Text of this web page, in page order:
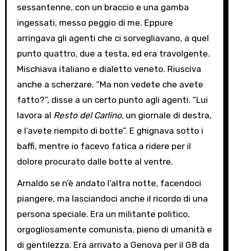
sessantenne, con un braccio e una gamba
ingessati, messo peggio di me. Eppure
arringava gli agenti che ci sorvegliavano, a quel
punto quattro, due a testa, ed era travolgente.
Mischiava italiano e dialetto veneto. Riusciva
anche a scherzare. “Ma non vedete che avete
fatto?”, disse a un certo punto agli agenti. “Lui
lavora al Resto del Carlino, un giornale di destra,
e l’avete riempito di botte”. E ghignava sotto i
baffi, mentre io facevo fatica a ridere per il
dolore procurato dalle botte al ventre.
Arnaldo se n’è andato l’altra notte, facendoci
piangere, ma lasciandoci anche il ricordo di una
persona speciale. Era un militante politico,
orgogliosamente comunista, pieno di umanità e
di gentilezza. Era arrivato a Genova per il G8 da